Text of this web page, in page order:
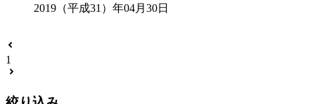
2019（平成31）年04月30日
1